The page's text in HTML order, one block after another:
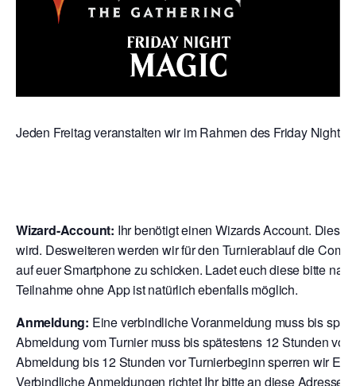
Jeden Freitag veranstalten wir im Rahmen des Friday Night
Wizard-Account: Ihr benötigt einen Wizards Account. Dies
wird. Desweiteren werden wir für den Turnierablauf die
auf euer Smartphone zu schicken. Ladet euch diese bitte
Teilnahme ohne App ist natürlich ebenfalls möglich.
Anmeldung: Eine verbindliche Voranmeldung muss bis
Abmeldung vom Turnier muss bis spätestens 12 Stunden
Abmeldung bis 12 Stunden vor Turnierbeginn sperren wir
Verbindliche Anmeldungen richtet Ihr bitte an diese Adresse